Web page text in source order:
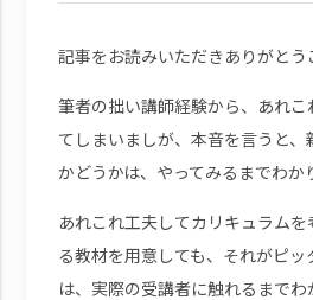
記事をお読みいただきありがとう
筆者の拙い講師経験から、あれ
てしまいましが、本音を言うと、
かどうかは、やってみるまでわか
あれこれ工夫してカリキュラム
る教材を用意しても、それがピ
は、実際の受講者に触れるまでわ